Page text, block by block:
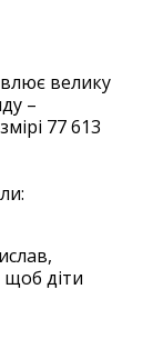
велику
–
77 613
щоб діти